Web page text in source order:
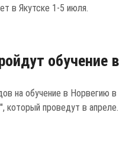
в Якутске 1-5 июля.
обучение в
на обучение в Норвегию в
который проведут в апреле.